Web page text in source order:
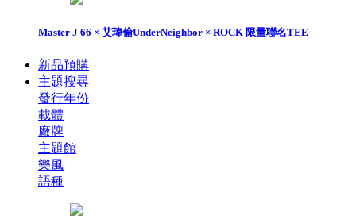
Master J 66 × 艾瑋倫UnderNeighbor × ROCK 限量聯名TEE
新品預購
主題搜尋
發行年份
載體
廠牌
主題館
樂風
語種